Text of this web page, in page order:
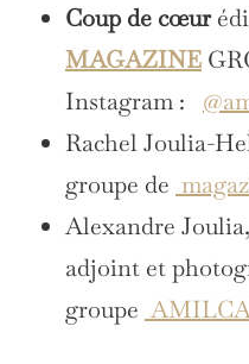
Coup de cœur
MAGAZINE
Instagram :
Rachel Joulia-
groupe de
Alexandre
adjoint et
groupe